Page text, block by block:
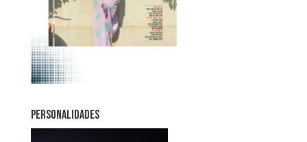
PERSONALIDADES